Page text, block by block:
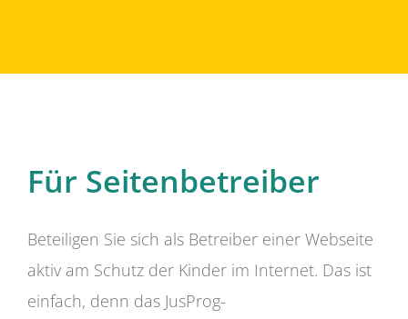
Für Seitenbetreiber
Beteiligen Sie sich als Betreiber einer Webseite
aktiv am Schutz der Kinder im Internet. Das ist
einfach, denn das JusProg-